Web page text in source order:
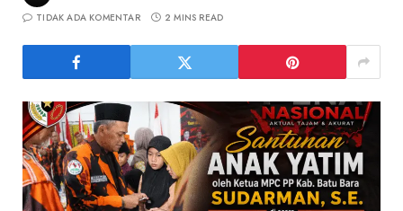
TIDAK ADA KOMENTAR
2 MINS READ